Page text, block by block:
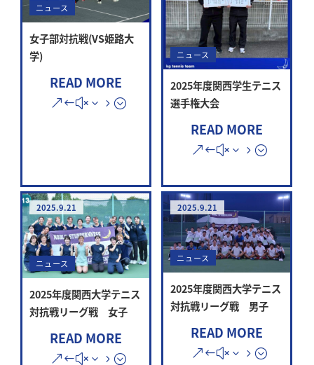
ニュース
女子部対抗戦(VS姫路大
学)
READ MORE
ニュース
2025年度関西学生テニス
選手権大会
READ MORE
2025.9.21
ニュース
2025年度関西大学テニス
対抗戦リーグ戦 女子
READ MORE
2025.9.21
ニュース
2025年度関西大学テニス
対抗戦リーグ戦 男子
READ MORE